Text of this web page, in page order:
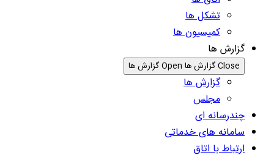
تشکل ها
کمیسیون ها
گزارش ها
Close گزارش ها Open گزارش ها
گزارش ها
مجلس
چندرسانه ای
سامانه های خدماتی
ارتباط با اتاق